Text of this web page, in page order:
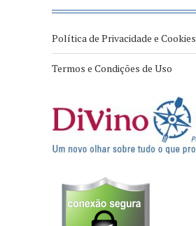
Política de Privacidade e Cookies
Termos e Condições de Uso